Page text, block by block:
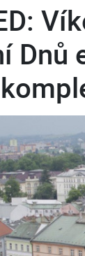
Dnů